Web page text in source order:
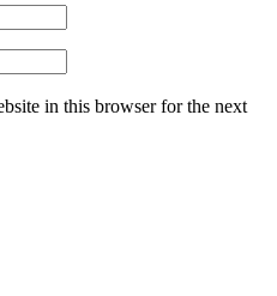
in this browser for the next